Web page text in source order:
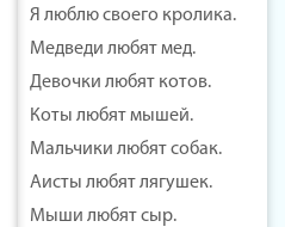
Я люблю своего кролика.
Медведи любят мед.
Девочки любят котов.
Коты любят мышей.
Мальчики любят собак.
Аисты любят лягушек.
Мыши любят сыр.